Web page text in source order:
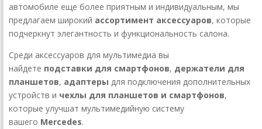
автомобиле еще более приятным и индивидуальным, мы
предлагаем широкий ассортимент аксессуаров, которые
подчеркнут элегантность и функциональность салона.
Среди аксессуаров для мультимедиа вы
найдете подставки для смартфонов, держатели для
планшетов, адаптеры для подключения дополнительных
устройств и чехлы для планшетов и смартфонов,
которые улучшат мультимедийную систему
вашего Mercedes.